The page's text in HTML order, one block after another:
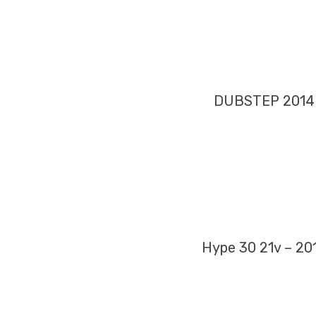
DUBSTEP 2014
Hype 30 21v –